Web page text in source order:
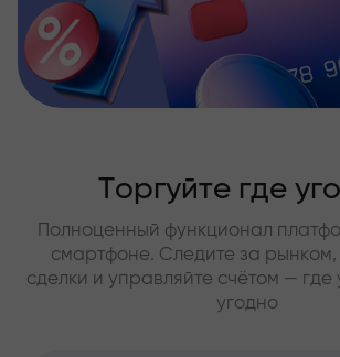
Торгуйте где
Полноценный функционал
смартфоне. Следите за рынком,
сделки и управляйте счётом — где
угодно